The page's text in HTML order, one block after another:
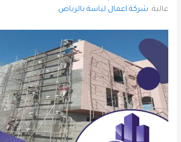
عالية. شركة اعمال لياسة بالرياض